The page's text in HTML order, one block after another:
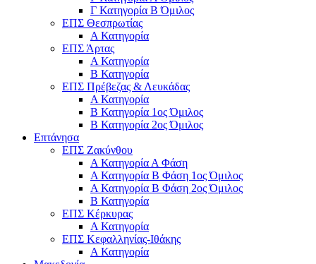
Γ Κατηγορία Β Όμιλος
ΕΠΣ Θεσπρωτίας
Α Κατηγορία
ΕΠΣ Άρτας
Α Κατηγορία
Β Κατηγορία
ΕΠΣ Πρέβεζας & Λευκάδας
Α Κατηγορία
Β Κατηγορία 1ος Όμιλος
Β Κατηγορία 2ος Όμιλος
Επτάνησα
ΕΠΣ Ζακύνθου
Α Κατηγορία Α Φάση
Α Κατηγορία Β Φάση 1ος Όμιλος
Α Κατηγορία Β Φάση 2ος Όμιλος
Β Κατηγορία
ΕΠΣ Κέρκυρας
A Κατηγορία
ΕΠΣ Κεφαλληνίας-Ιθάκης
Α Κατηγορία